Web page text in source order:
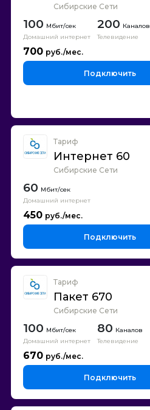
Сибирские Сети
100
Домашний интернет
200 Каналов
Телевидение
700
Подключить
Тариф
Интернет 60
Сибирские Сети
60
Домашний интернет
450
Подключить
Тариф
Пакет 670
Сибирские Сети
100
Домашний интернет
80 Каналов
Телевидение
670
Подключить